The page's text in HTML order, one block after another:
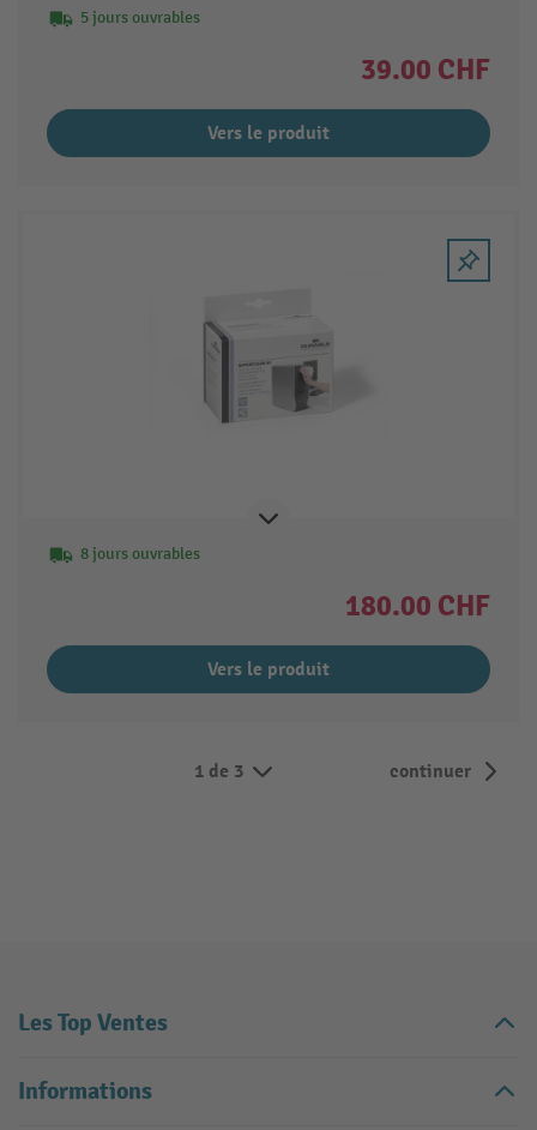
5 jours ouvrables
39.00 CHF
Vers le produit
8 jours ouvrables
180.00 CHF
Vers le produit
1 de 3 continuer
Les Top Ventes
Informations